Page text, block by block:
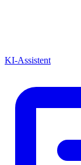
KI-Assistent